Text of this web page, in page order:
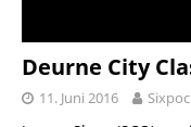
Deurne City
11. Juni 2016